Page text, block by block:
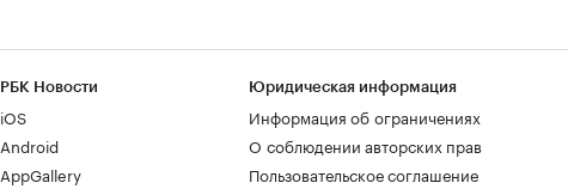
РБК Новости
iOS
Android
AppGallery
Юридическая информация
Информация об ограничениях
О соблюдении авторских прав
Пользовательское соглашение